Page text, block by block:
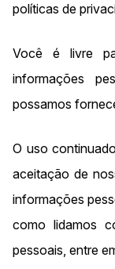
políticas de
Você é livre
informações
possamos
O uso
aceitação de
informações
como lidamos
pessoais, entre